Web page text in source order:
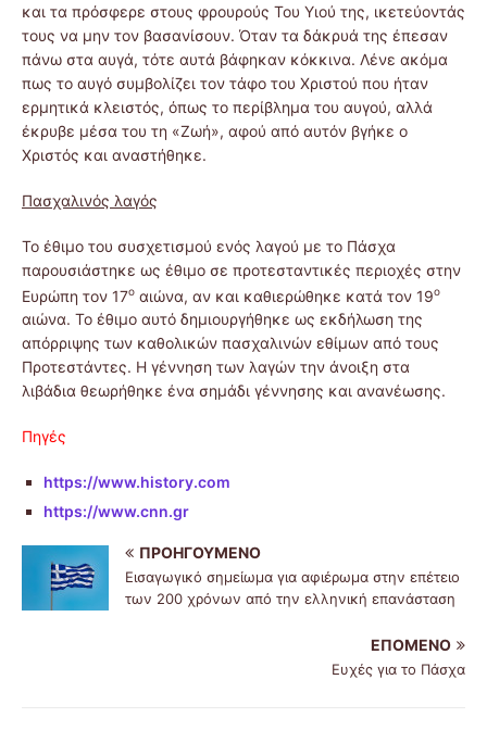
και τα πρόσφερε στους φρουρούς Του Υιού της, ικετεύοντάς
τους να μην τον βασανίσουν. Όταν τα δάκρυά της έπεσαν
πάνω στα αυγά, τότε αυτά βάφηκαν κόκκινα. Λένε ακόμα
πως το αυγό συμβολίζει τον τάφο του Χριστού που ήταν
ερμητικά κλειστός, όπως το περίβλημα του αυγού, αλλά
έκρυβε μέσα του τη «Ζωή», αφού από αυτόν βγήκε ο
Χριστός και αναστήθηκε.
Πασχαλινός λαγός
Το έθιμο του συσχετισμού ενός λαγού με το Πάσχα
παρουσιάστηκε ως έθιμο σε προτεσταντικές περιοχές στην
Ευρώπη τον 17ο αιώνα, αν και καθιερώθηκε κατά τον 19ο
αιώνα. To έθιμο αυτό δημιουργήθηκε ως εκδήλωση της
απόρριψης των καθολικών πασχαλινών εθίμων από τους
Προτεστάντες. H γέννηση των λαγών την άνοιξη στα
λιβάδια θεωρήθηκε ένα σημάδι γέννησης και ανανέωσης.
Πηγές
https://www.history.com
https://www.cnn.gr
ΠΡΟΗΓΟΎΜΕΝΟ
Eισαγωγικό σημείωμα για αφιέρωμα στην επέτειο
των 200 χρόνων από την ελληνική επανάσταση
ΕΠΌΜΕΝΟ
Ευχές για το Πάσχα